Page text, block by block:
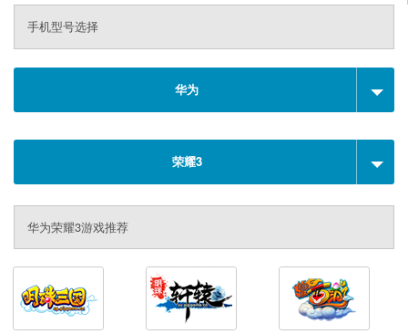
手机型号选择
华为
荣耀3
华为荣耀3游戏推荐